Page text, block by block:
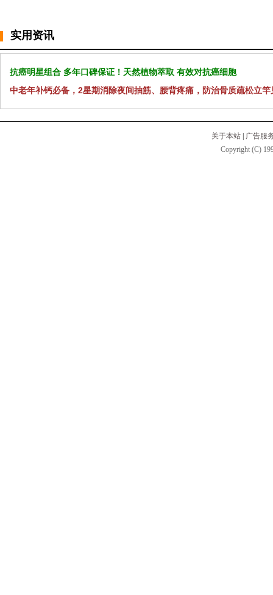
实用资讯
抗癌明星组合 多年口碑保证！天然植物萃取 有效对抗癌细胞
中老年补钙必备，2星期消除夜间抽筋、腰背疼痛，防治骨质疏松立竿
关于本站
广告服
Copyright (C)